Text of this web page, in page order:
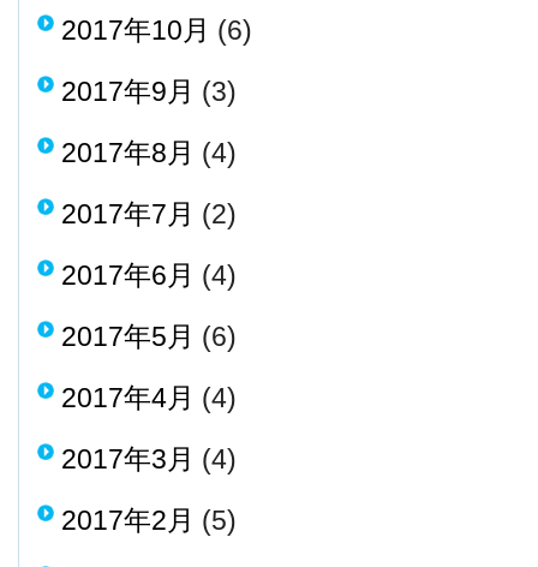
2017年10月 (6)
2017年9月 (3)
2017年8月 (4)
2017年7月 (2)
2017年6月 (4)
2017年5月 (6)
2017年4月 (4)
2017年3月 (4)
2017年2月 (5)